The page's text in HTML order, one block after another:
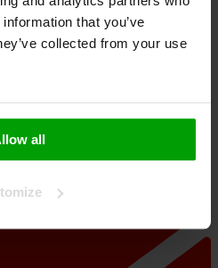
that you’ve
collected from your use
all